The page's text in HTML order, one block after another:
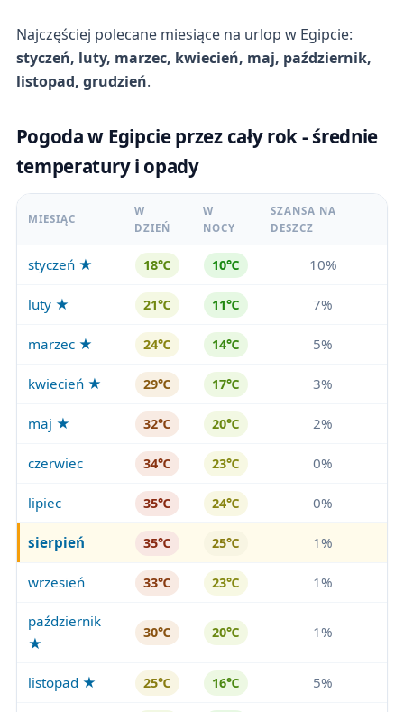
Najczęściej polecane miesiące na urlop w Egipcie:
styczeń, luty, marzec, kwiecień, maj, październik,
listopad, grudzień.
Pogoda w Egipcie przez cały rok - średnie
temperatury i opady
MIESIĄC
W
DZIEŃ
W
NOCY
SZANSA NA
DESZCZ
styczeń ★ 18℃ 10℃ 10%
luty ★ 21℃ 11℃ 7%
marzec ★ 24℃ 14℃ 5%
kwiecień ★ 29℃ 17℃ 3%
maj ★ 32℃ 20℃ 2%
czerwiec 34℃ 23℃ 0%
lipiec 35℃ 24℃ 0%
sierpień 35℃ 25℃ 1%
wrzesień 33℃ 23℃ 1%
październik
★
30℃ 20℃ 1%
listopad ★ 25℃ 16℃ 5%